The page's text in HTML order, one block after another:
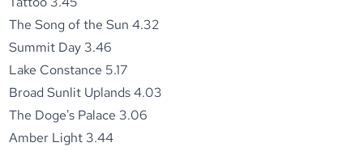
The Song of the Sun 4.32
Summit Day 3.46
Lake Constance 5.17
Broad Sunlit Uplands 4.03
The Doge's Palace 3.06
Amber Light 3.44